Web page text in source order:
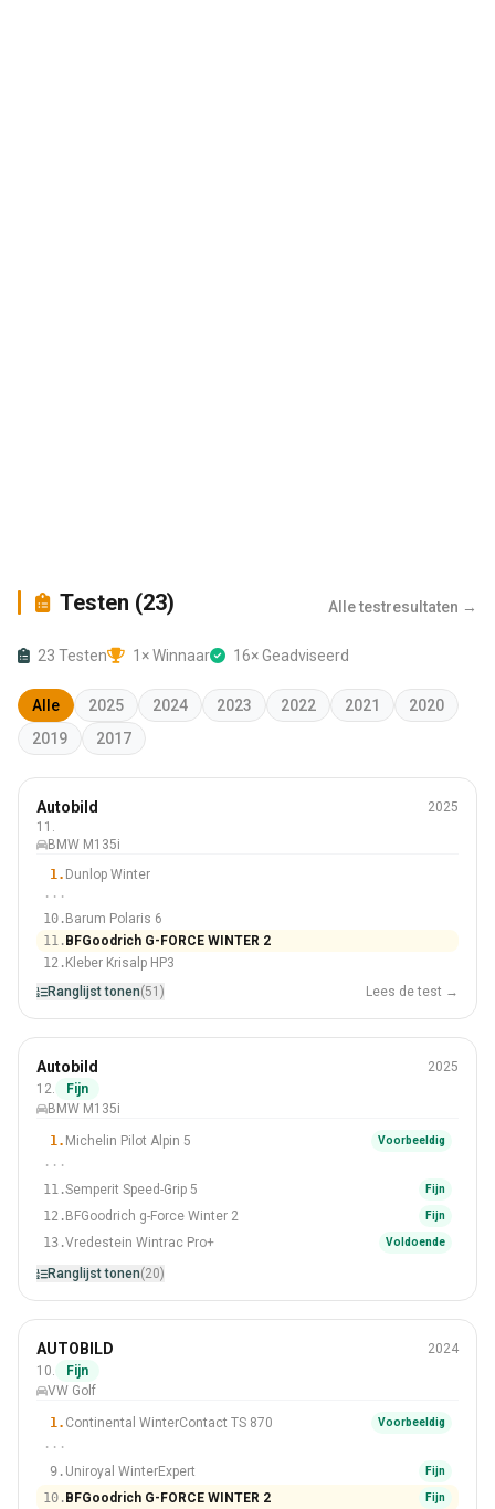
Testen (23) Alle testresultaten →
23 Testen 1× Winnaar 16× Geadviseerd
Alle 2025 2024 2023 2022 2021
2020
2019
2017
225/40 R18
Autobild
2025
11.
BMW M135i
1. Dunlop Winter
···
10.Barum Polaris 6
11.BFGoodrich G-FORCE WINTER 2
12.Kleber Krisalp HP3
Ranglijst tonen(51) Lees de test →
225/40 R18
#12 Van 20 Banden
Autobild
2025
12.
Fijn
BMW M135i
1. Michelin Pilot Alpin 5 Voorbeeldig
···
11.Semperit Speed-Grip 5 Fijn
12.BFGoodrich g-Force Winter 2 Fijn
13.Vredestein Wintrac Pro+ Voldoende
Ranglijst tonen(20)
205/55 R16
#10 Van 20 Banden
AUTOBILD
2024
10.
Fijn
VW Golf
1. Continental WinterContact TS 870 Voorbeeldig
···
9. Uniroyal WinterExpert Fijn
10.BFGoodrich G-FORCE WINTER 2 Fijn